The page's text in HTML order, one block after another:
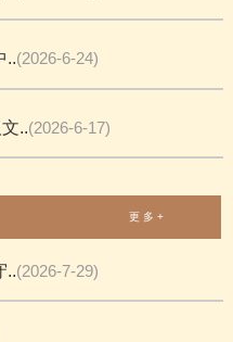
..(2026-6-24)
..(2026-6-17)
更 多 +
..(2026-7-29)